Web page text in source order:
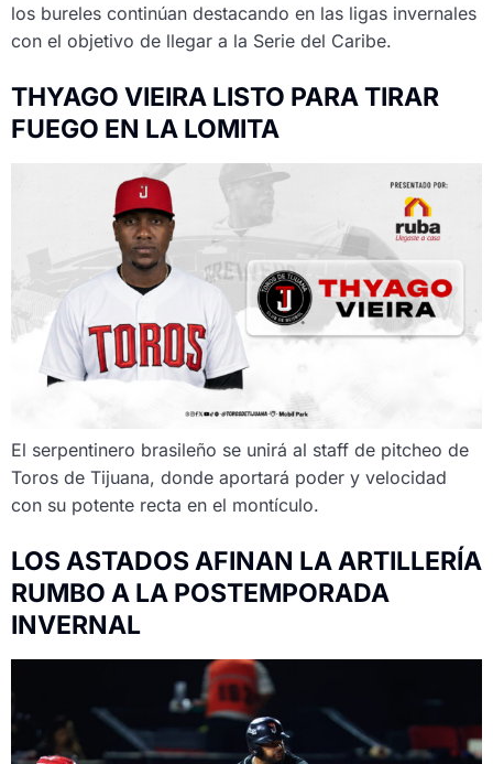
los bureles continúan destacando en las ligas invernales
con el objetivo de llegar a la Serie del Caribe.
THYAGO VIEIRA LISTO PARA TIRAR
FUEGO EN LA LOMITA
El serpentinero brasileño se unirá al staff de pitcheo de
Toros de Tijuana, donde aportará poder y velocidad
con su potente recta en el montículo.
LOS ASTADOS AFINAN LA ARTILLERÍA
RUMBO A LA POSTEMPORADA
INVERNAL